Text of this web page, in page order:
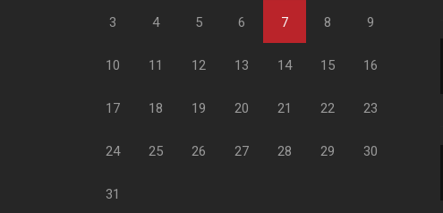
3 4 5 6 7 8 9
10 11 12 13 14 15 16
17 18 19 20 21 22 23
24 25 26 27 28 29 30
31